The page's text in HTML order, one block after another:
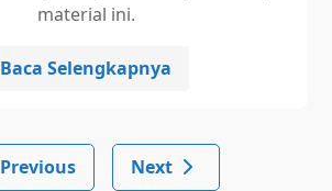
material ini.
Baca Selengkapnya
Previous Next